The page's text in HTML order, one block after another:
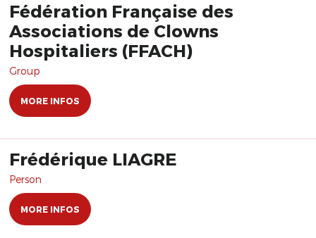
Fédération Française des
Associations de Clowns
Hospitaliers (FFACH)
Group
MORE INFOS
Frédérique LIAGRE
Person
MORE INFOS